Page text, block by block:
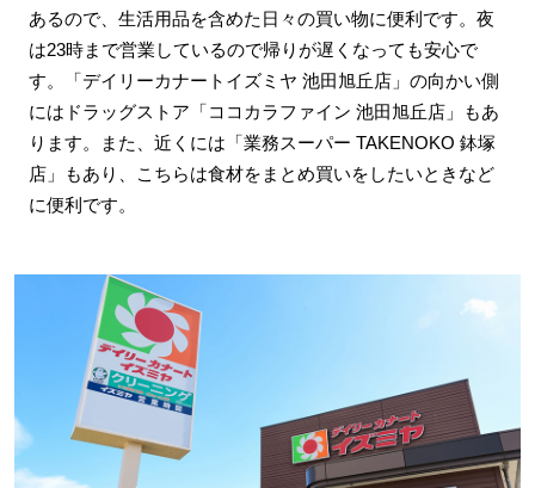
あるので、生活用品を含めた日々の買い物に便利です。夜
は23時まで営業しているので帰りが遅くなっても安心で
す。「デイリーカナートイズミヤ 池田旭丘店」の向かい側
にはドラッグストア「ココカラファイン 池田旭丘店」もあ
ります。また、近くには「業務スーパー TAKENOKO 鉢塚
店」もあり、こちらは食材をまとめ買いをしたいときなど
に便利です。